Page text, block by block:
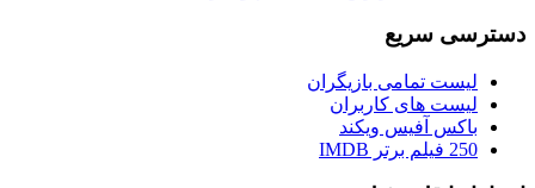
دسترسی سریع
لیست تمامی بازیگران
لیست های کاربران
باکس آفیس ویکند
250 فیلم برتر IMDB